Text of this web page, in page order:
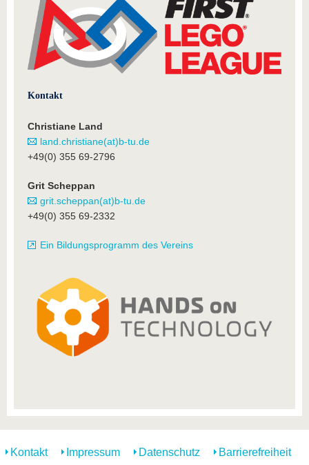
Kontakt
Christiane Land
land.christiane(at)b-tu.de
+49(0) 355 69-2796
Grit Scheppan
grit.scheppan(at)b-tu.de
+49(0) 355 69-2332
Ein Bildungsprogramm des Vereins
Kontakt Impressum Datenschutz Barrierefreiheit